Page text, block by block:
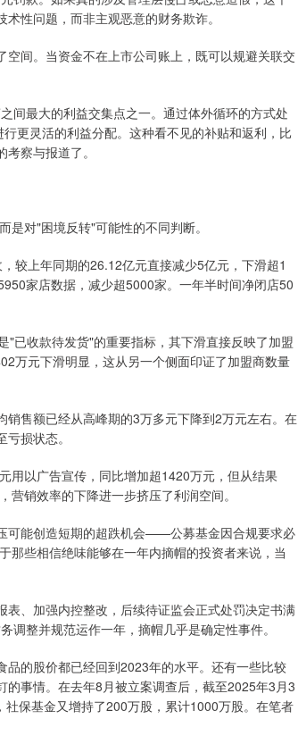
性问题，而非主观恶意的财务欺诈。
间。当资金不在上市公司账上，既可以规避关联交
间最大的利益交集点之一。通过体外循环的方式处
更灵活的利益分配。这种看不见的补贴和返利，比
察与报道了。
对"困境反转"可能性的不同判断。
较上年同期的26.12亿元直接减少5亿元，下滑超1
家店数据，减少超5000家。一年半时间净闭店50
已收款待发货"的重要指标，其下滑直接反映了加盟
万元下滑明显，这从另一个侧面印证了加盟商数量
售额已经从高峰期的3万多元下降到2万元左右。在
损状态。
用以广告宣传，同比增加超1420万元，但从结果
销效率的下降进一步挤压了利润空间。
可能创造短期的超跌机会——公募基金因合规要求必
那些相信绝味能够在一年内摘帽的投资者来说，当
、加强内控整改，后续待证监会正式处罚决定书满
整并规范运作一年，摘帽几乎是确定性事件。
的股价都已经回到2023年的水平。还有一些比较
事情。在去年8月被立案调查后，截至2025年3月3
保基金又增持了200万股，累计1000万股。在笔者